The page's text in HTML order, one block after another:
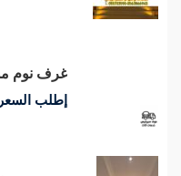
إطلب السعر